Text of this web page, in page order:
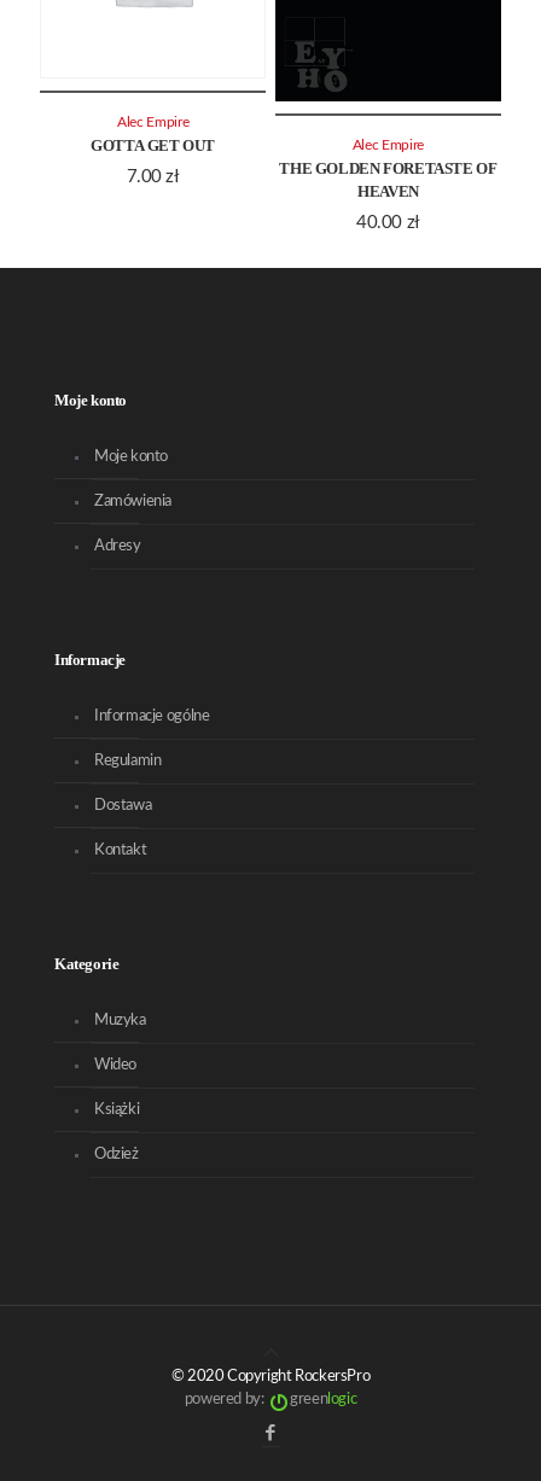
GOTTA GET OUT
7.00zł
Alec Empire
THE GOLDEN FORETASTE OF
HEAVEN
40.00 zł
Alec Empire
Moje konto
Moje konto
Zamówienia
Adresy
Informacje
Informacje ogólne
Regulamin
Dostawa
Kontakt
Kategorie
Muzyka
Wideo
Książki
Odzież
© 2020 Copyright RockersPro
powered by:
greenlogic